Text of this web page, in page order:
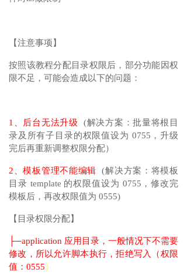
【注意事项】
按照该教程分配目录权限后，部分功能因权
限不足，可能会造成以下的问题：
1、后台无法升级 (解决方案：批量将根目
录及所有子目录的权限值设为 0755，升级
完后再重新调整权限分配）
2、模板管理不能编辑(解决方案：将模板
目录 template 的权限值设为 0755，修改完
模板后，再改权限值为 0555)
【目录权限分配】
├─application 应用目录，一般情况下不需要
修改，所以允许脚本执行，拒绝写入（权限
值：0555）